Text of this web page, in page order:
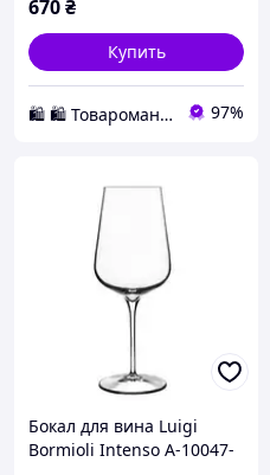
195 мл
670₴
Купить
🛍️ 🛍️ Товаромания 🛍️ 🛍️ 97%
Бокал для вина Luigi
Bormioli Intenso A-10047-